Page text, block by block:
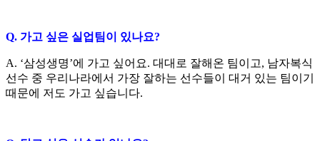
Q. 가고 싶은 실업팀이 있나요?
A. ‘삼성생명’에 가고 싶어요. 대대로 잘해온 팀이고, 남자복식
선수 중 우리나라에서 가장 잘하는 선수들이 대거 있는 팀이기
때문에 저도 가고 싶습니다.